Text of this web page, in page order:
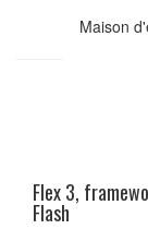
Maison
Flex 3,
Flash